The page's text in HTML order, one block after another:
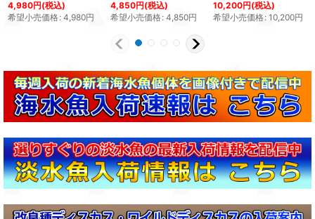
4,980円(税込)
希望小売価格: 4,980円
4,850円(税込)
希望小売価格: 4,850円
10,200円(税込)
希望小売価格: 10,200円